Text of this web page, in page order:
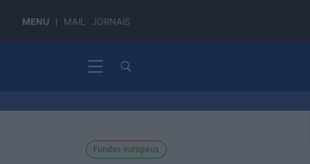
MENU MAIL JORNAIS
Fundos europeus